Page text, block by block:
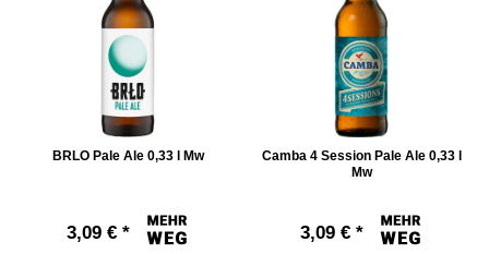
BRLO Pale Ale 0,33 l Mw
3,09 € *
Camba 4 Session Pale Ale 0,33 l
Mw
3,09 € *